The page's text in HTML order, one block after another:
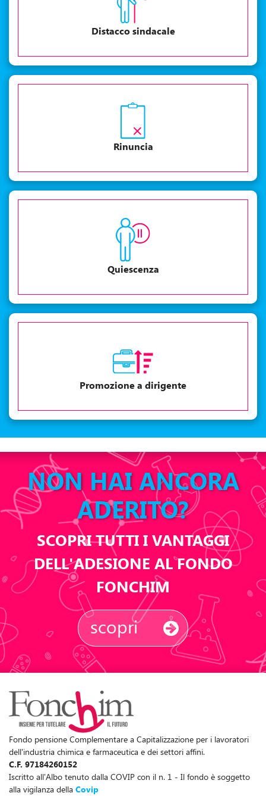
Distacco sindacale
Rinuncia
Quiescenza
Promozione a dirigente
NON HAI ANCORA
ADERITO?
SCOPRI TUTTI I VANTAGGI
DELL'ADESIONE AL FONDO
FONCHIM
scopri
Fondo pensione Complementare a Capitalizzazione per i lavoratori
dell'industria chimica e farmaceutica e dei settori affini.
C.F. 97184260152
Iscritto all'Albo tenuto dalla COVIP con il n. 1 - Il fondo è soggetto
alla vigilanza della Covip